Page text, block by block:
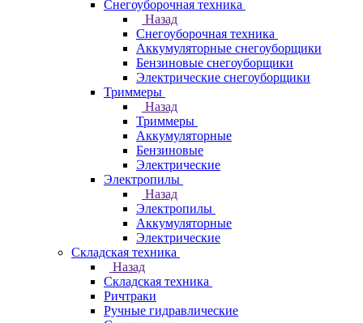
Снегоуборочная техника
Назад
Снегоуборочная техника
Аккумуляторные снегоуборщики
Бензиновые снегоуборщики
Электрические снегоуборщики
Триммеры
Назад
Триммеры
Аккумуляторные
Бензиновые
Электрические
Электропилы
Назад
Электропилы
Аккумуляторные
Электрические
Складская техника
Назад
Складская техника
Ричтраки
Ручные гидравлические